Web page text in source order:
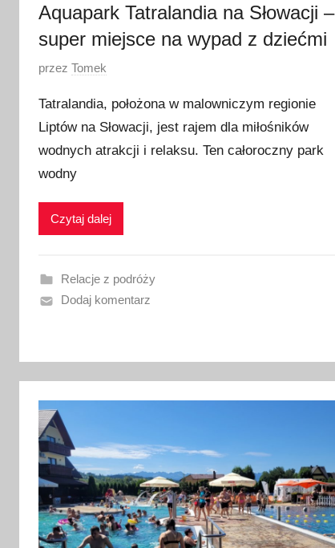
2
6
Aquapark Tatralandia na Słowacji –
super miejsce na wypad z dziećmi
O
u
b
l
i
w
n
o
l
i
p
c
a
2
0
2
4
przez Tomek
Tatralandia, położona w malowniczym regionie
Liptów na Słowacji, jest rajem dla miłośników
wodnych atrakcji i relaksu. Ten całoroczny park
wodny
Czytaj dalej
Relacje z podróży
Dodaj komentarz